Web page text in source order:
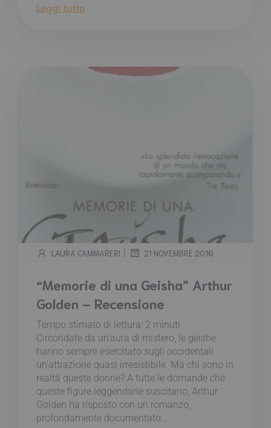
Leggi tutto
LAURA CAMMARERI | 21 NOVEMBRE 2016
“Memorie di una Geisha” Arthur
Golden – Recensione
Tempo stimato di lettura: 2 minuti
Circondate da un'aura di mistero, le geishe
hanno sempre esercitato sugli occidentali
un'attrazione quasi irresistibile. Ma chi sono in
realtà queste donne? A tutte le domande che
queste figure leggendarie suscitano, Arthur
Golden ha risposto con un romanzo,
profondamente documentato...